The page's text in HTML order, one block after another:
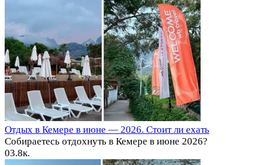
Отдых в Кемере в июне — 2026. Стоит ли ехать
Собираетесь отдохнуть в Кемере в июне 2026?
03.8к.